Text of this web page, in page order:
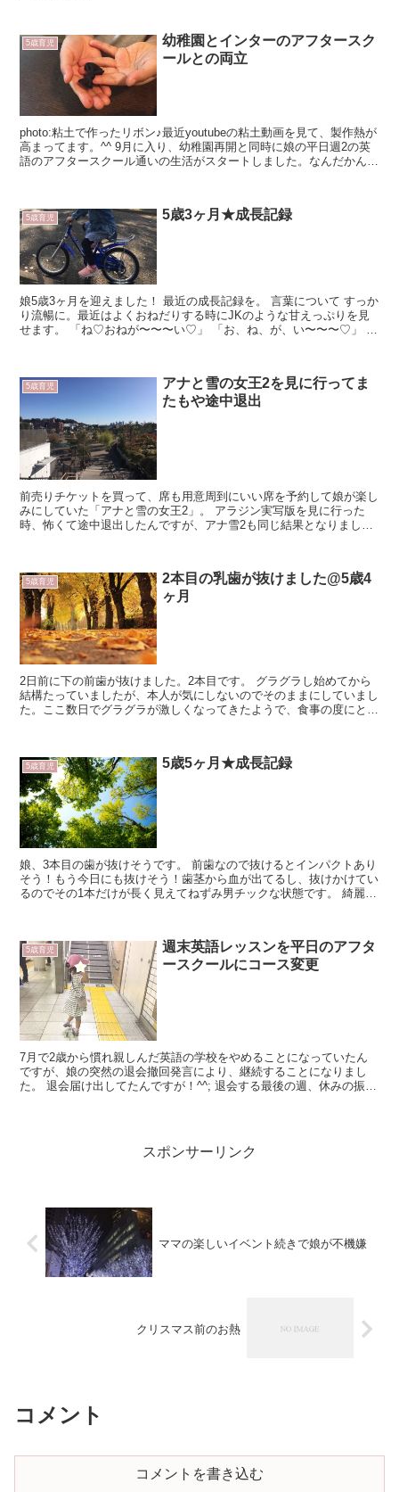
5歳育児
幼稚園とインターのアフタースク
ールとの両立
photo:粘土で作ったリボン♪最近youtubeの粘土動画を見て、製作熱が
高まってます。^^ 9月に入り、幼稚園再開と同時に娘の平日週2の英
語のアフタースクール通いの生活がスタートしました。なんだかんだ
5歳育児 5歳3ヶ月★成長記録
娘5歳3ヶ月を迎えました！ 最近の成長記録を。 言葉について すっか
り流暢に。最近はよくおねだりする時にJKのような甘えっぷりを見
せます。 「ね♡おねが〜〜〜い♡」 「お、ね、が、い〜〜〜♡」 な
5歳育児
アナと雪の女王2を見に行ってま
たもや途中退出
前売りチケットを買って、席も用意周到にいい席を予約して娘が楽し
みにしていた「アナと雪の女王2」。 アラジン実写版を見に行った
時、怖くて途中退出したんですが、アナ雪2も同じ結果となりまし
5歳育児
2本目の乳歯が抜けました@5歳4
ヶ月
2日前に下の前歯が抜けました。2本目です。 グラグラし始めてから
結構たっていましたが、本人が気にしないのでそのままにしていまし
た。ここ数日でグラグラが激しくなってきたようで、食事の度にとれ
5歳育児 5歳5ヶ月★成長記録
娘、3本目の歯が抜けそうです。 前歯なので抜けるとインパクトあり
そう！もう今日にも抜けそう！歯茎から血が出てるし、抜けかけてい
るのでその1本だけが長く見えてねずみ男チックな状態です。 綺麗な
5歳育児
週末英語レッスンを平日のアフタ
ースクールにコース変更
7月で2歳から慣れ親しんだ英語の学校をやめることになっていたん
ですが、娘の突然の退会撤回発言により、継続することになりまし
た。 退会届け出してたんですが！^^; 退会する最後の週、休みの振替
スポンサーリンク
ママの楽しいイベント続きで娘が不機嫌
クリスマス前のお熱
コメント
コメントを書き込む